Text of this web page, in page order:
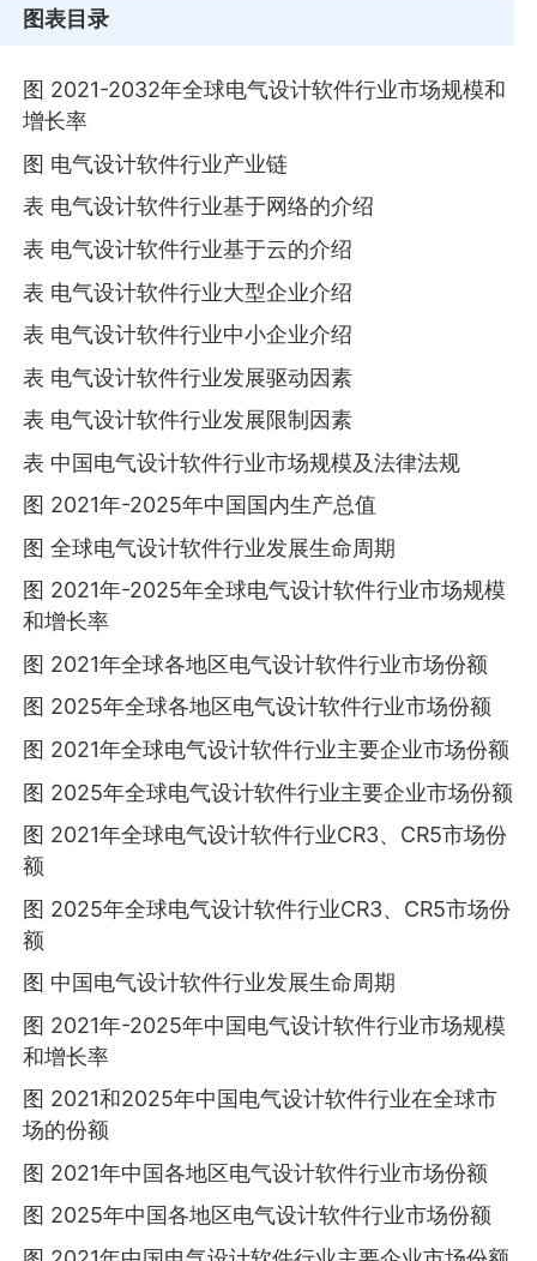
图表目录
图 2021-2032年全球电气设计软件行业市场规模和
增长率
图 电气设计软件行业产业链
表 电气设计软件行业基于网络的介绍
表 电气设计软件行业基于云的介绍
表 电气设计软件行业大型企业介绍
表 电气设计软件行业中小企业介绍
表 电气设计软件行业发展驱动因素
表 电气设计软件行业发展限制因素
表 中国电气设计软件行业市场规模及法律法规
图 2021年-2025年中国国内生产总值
图 全球电气设计软件行业发展生命周期
图 2021年-2025年全球电气设计软件行业市场规模
和增长率
图 2021年全球各地区电气设计软件行业市场份额
图 2025年全球各地区电气设计软件行业市场份额
图 2021年全球电气设计软件行业主要企业市场份额
图 2025年全球电气设计软件行业主要企业市场份额
图 2021年全球电气设计软件行业CR3、CR5市场份
额
图 2025年全球电气设计软件行业CR3、CR5市场份
额
图 中国电气设计软件行业发展生命周期
图 2021年-2025年中国电气设计软件行业市场规模
和增长率
图 2021和2025年中国电气设计软件行业在全球市
场的份额
图 2021年中国各地区电气设计软件行业市场份额
图 2025年中国各地区电气设计软件行业市场份额